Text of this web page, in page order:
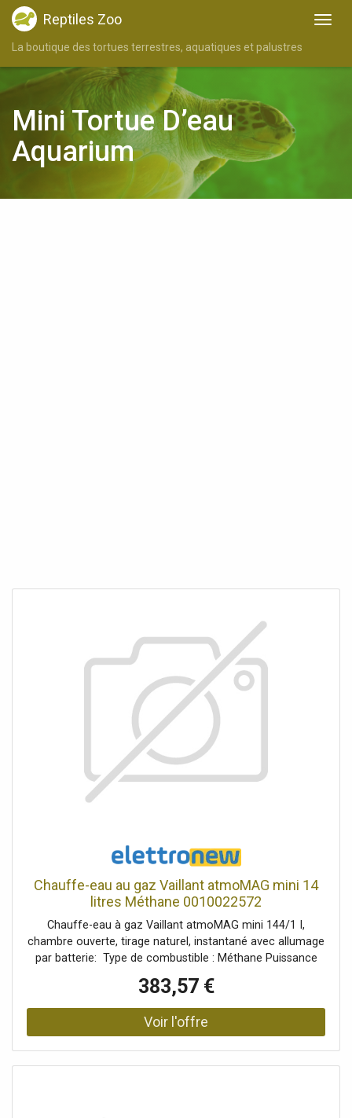
Reptiles Zoo
La boutique des tortues terrestres, aquatiques et palustres
Mini Tortue D’eau
Aquarium
Chauffe-eau au gaz Vaillant atmoMAG mini 14
litres Méthane 0010022572
Chauffe-eau à gaz Vaillant atmoMAG mini 144/1 I,
chambre ouverte, tirage naturel, instantané avec allumage
par batterie: Type de combustible : Méthane Puissance
Classe énergétique Erp A Type d'allumage de la batterie
Type de combustion : chambre ouverte Positionnement :
Montage mural Utilisez : Eau chaude sanitaire Diamètre du
raccordement des gaz de combustion 130
383,57 €